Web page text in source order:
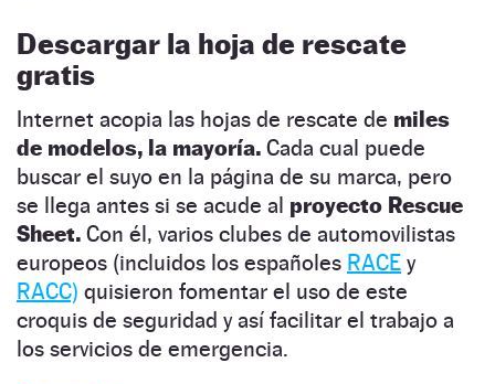
Descargar la hoja de rescate
gratis
Internet acopia las hojas de rescate de miles
de modelos, la mayoría. Cada cual puede
buscar el suyo en la página de su marca, pero
se llega antes si se acude al proyecto Rescue
Sheet. Con él, varios clubes de automovilistas
europeos (incluidos los españoles RACE y
RACC) quisieron fomentar el uso de este
croquis de seguridad y así facilitar el trabajo a
los servicios de emergencia.